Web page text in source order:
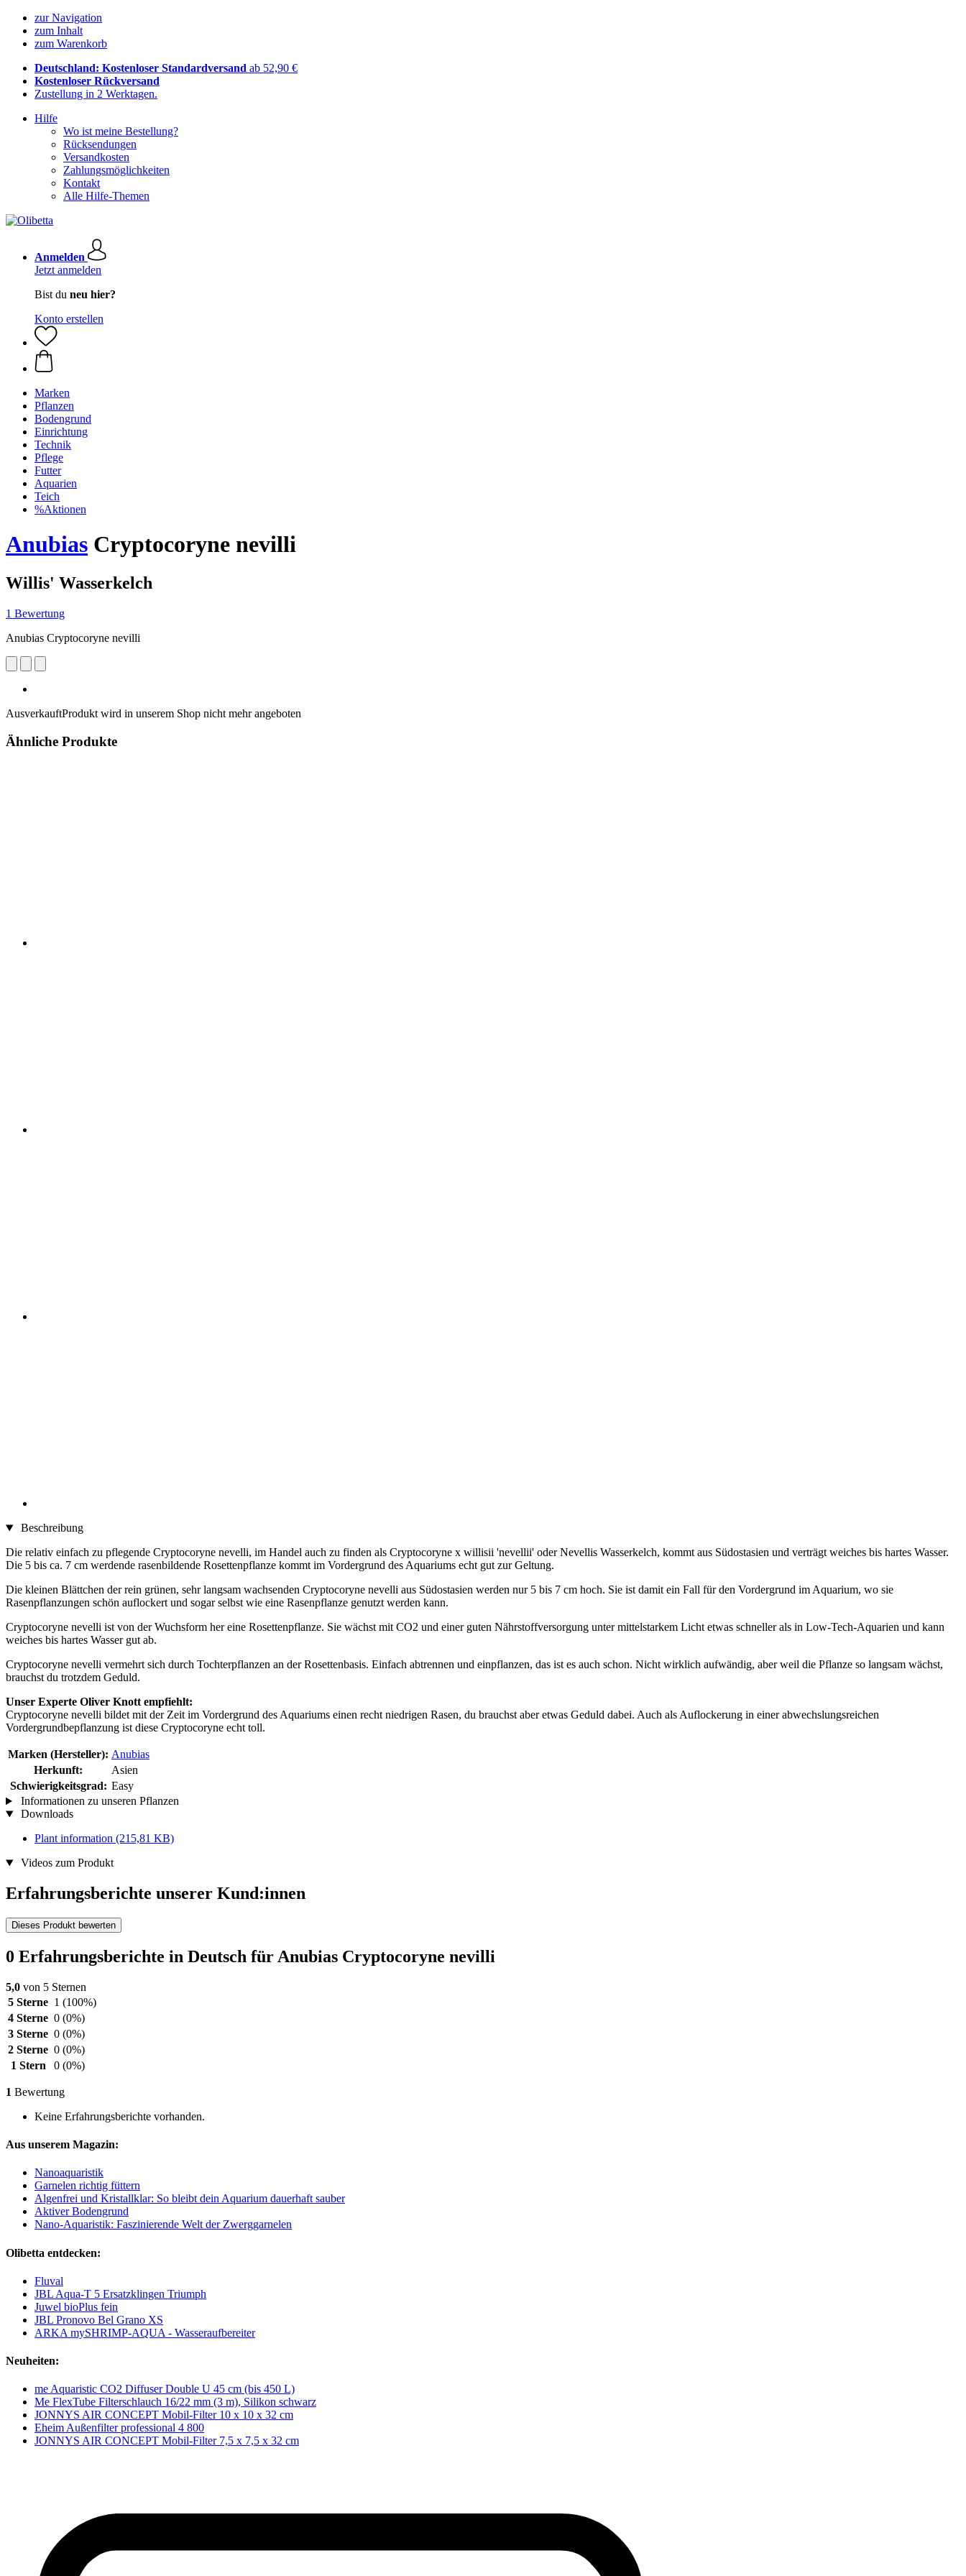
zur Navigation
zum Inhalt
zum Warenkorb
Deutschland: Kostenloser Standardversand ab 52,90 €
Kostenloser Rückversand
Zustellung in 2 Werktagen.
Hilfe
Wo ist meine Bestellung?
Rücksendungen
Versandkosten
Zahlungsmöglichkeiten
Kontakt
Alle Hilfe-Themen
Anmelden
Jetzt anmelden
Bist du neu hier?
Konto erstellen
Marken
Pflanzen
Bodengrund
Einrichtung
Technik
Pflege
Futter
Aquarien
Teich
%Aktionen
Anubias Cryptocoryne nevilli
Willis' Wasserkelch
1 Bewertung
Anubias Cryptocoryne nevilli
AusverkauftProdukt wird in unserem Shop nicht mehr angeboten
Ähnliche Produkte
Beschreibung
Die relativ einfach zu pflegende Cryptocoryne nevelli, im Handel auch zu finden als Cryptocoryne x willisii 'nevellii' oder Nevellis Wasserkelch, kommt aus Südostasien und verträgt weiches bis hartes Wasser.
Die 5 bis ca. 7 cm werdende rasenbildende Rosettenpflanze kommt im Vordergrund des Aquariums echt gut zur Geltung.
Die kleinen Blättchen der rein grünen, sehr langsam wachsenden Cryptocoryne nevelli aus Südostasien werden nur 5 bis 7 cm hoch. Sie ist damit ein Fall für den Vordergrund im Aquarium, wo sie
Rasenpflanzungen schön auflockert und sogar selbst wie eine Rasenpflanze genutzt werden kann.
Cryptocoryne nevelli ist von der Wuchsform her eine Rosettenpflanze. Sie wächst mit CO2 und einer guten Nährstoffversorgung unter mittelstarkem Licht etwas schneller als in Low-Tech-Aquarien und kann
weiches bis hartes Wasser gut ab.
Cryptocoryne nevelli vermehrt sich durch Tochterpflanzen an der Rosettenbasis. Einfach abtrennen und einpflanzen, das ist es auch schon. Nicht wirklich aufwändig, aber weil die Pflanze so langsam wächst,
brauchst du trotzdem Geduld.
Unser Experte Oliver Knott empfiehlt:
Cryptocoryne nevelli bildet mit der Zeit im Vordergrund des Aquariums einen recht niedrigen Rasen, du brauchst aber etwas Geduld dabei. Auch als Auflockerung in einer abwechslungsreichen
Vordergrundbepflanzung ist diese Cryptocoryne echt toll.
Marken (Hersteller): Anubias
Herkunft:
Asien
Schwierigkeitsgrad: Easy
Informationen zu unseren Pflanzen
Downloads
Plant information (215,81 KB)
Videos zum Produkt
Erfahrungsberichte unserer Kund:innen
Dieses Produkt bewerten
0 Erfahrungsberichte in Deutsch für Anubias Cryptocoryne nevilli
5,0 von 5 Sternen
5 Sterne 1 (100%)
4 Sterne 0 (0%)
3 Sterne 0 (0%)
2 Sterne 0 (0%)
1 Stern
0 (0%)
1 Bewertung
Keine Erfahrungsberichte vorhanden.
Aus unserem Magazin:
Nanoaquaristik
Garnelen richtig füttern
Algenfrei und Kristallklar: So bleibt dein Aquarium dauerhaft sauber
Aktiver Bodengrund
Nano-Aquaristik: Faszinierende Welt der Zwerggarnelen
Olibetta entdecken:
Fluval
JBL Aqua-T 5 Ersatzklingen Triumph
Juwel bioPlus fein
JBL Pronovo Bel Grano XS
ARKA mySHRIMP-AQUA - Wasseraufbereiter
Neuheiten:
me Aquaristic CO2 Diffuser Double U 45 cm (bis 450 L)
Me FlexTube Filterschlauch 16/22 mm (3 m), Silikon schwarz
JONNYS AIR CONCEPT Mobil-Filter 10 x 10 x 32 cm
Eheim Außenfilter professional 4 800
JONNYS AIR CONCEPT Mobil-Filter 7,5 x 7,5 x 32 cm